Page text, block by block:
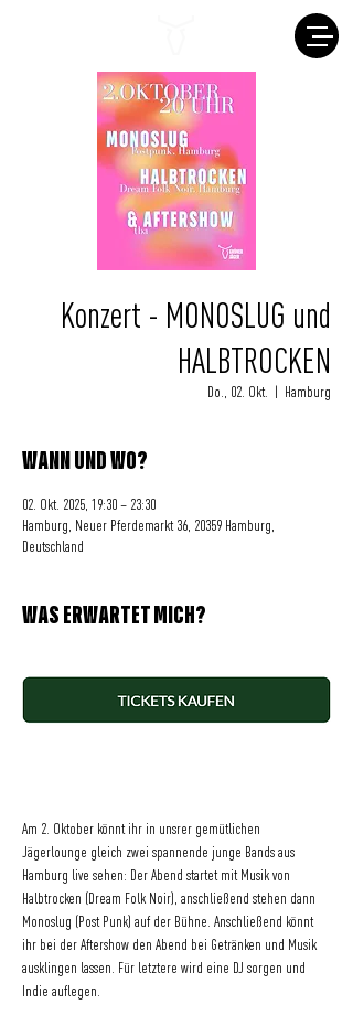
Konzert - MONOSLUG und
HALBTROCKEN
Do., 02. Okt. Hamburg
WANN UND WO?
02. Okt. 2025, 19:30 – 23:30
Hamburg, Neuer Pferdemarkt 36, 20359 Hamburg,
Deutschland
WAS ERWARTET MICH?
Am 2. Oktober könnt ihr in unsrer gemütlichen
Jägerlounge gleich zwei spannende junge Bands aus
Hamburg live sehen: Der Abend startet mit Musik von
Halbtrocken (Dream Folk Noir), anschließend stehen dann
Monoslug (Post Punk) auf der Bühne. Anschließend könnt
ihr bei der Aftershow den Abend bei Getränken und Musik
ausklingen lassen. Für letztere wird eine DJ sorgen und
Indie auflegen.